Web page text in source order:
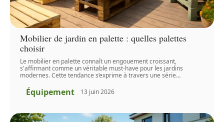
Mobilier de jardin en palette : quelles palettes
choisir
Le mobilier en palette connaît un engouement croissant,
s'affirmant comme un véritable must-have pour les jardins
modernes. Cette tendance s’exprime à travers une série…
Équipement 13 juin 2026